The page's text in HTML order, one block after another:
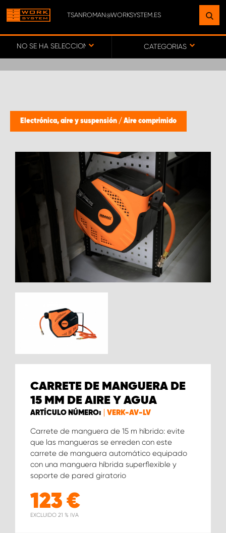
TSANROMAN@WORKSYSTEM.ES
NO SE HA SELECCIONADO NINGÚN VEHÍCULO
CATEGORIAS
Electrónica, aire y suspensión / Aire comprimido
CARRETE DE MANGUERA DE
15 MM DE AIRE Y AGUA
ARTÍCULO NÚMERO: VERK-AV-LV
Carrete de manguera de 15 m híbrido: evite
que las mangueras se enreden con este
carrete de manguera automático equipado
con una manguera híbrida superflexible y
soporte de pared giratorio
123 €
EXCLUIDO 21 % IVA
ENCUENTRE UNA INSTALACIÓN
CERCA DE USTED
SERVICIO AL CLIENTE